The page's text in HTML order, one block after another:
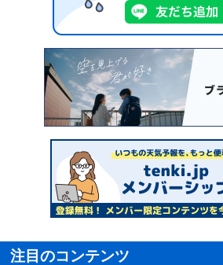
注目のコンテンツ